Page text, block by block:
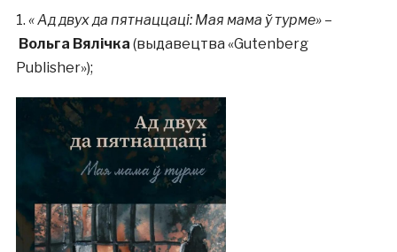
1. « Ад двух да пятнаццаці: Мая мама ў турме» –
Вольга Вялічка (выдавецтва «Gutenberg
Publisher»);